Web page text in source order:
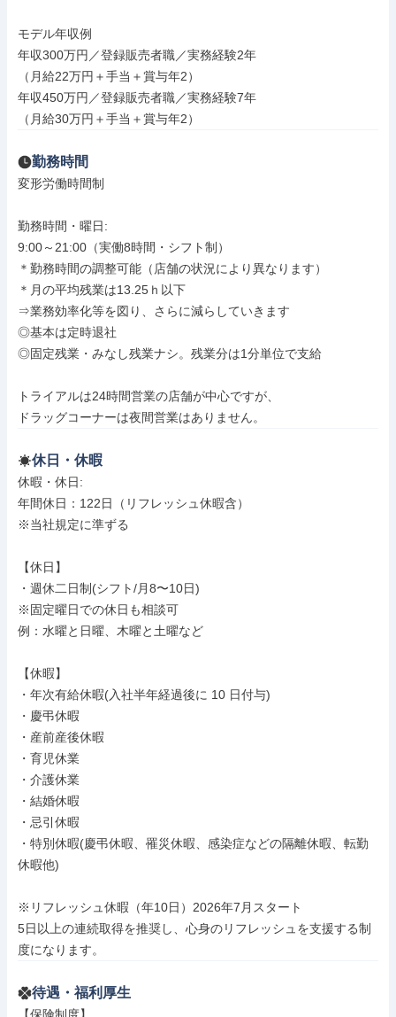
モデル年収例
年収300万円／登録販売者職／実務経験2年
（月給22万円＋手当＋賞与年2）
年収450万円／登録販売者職／実務経験7年
（月給30万円＋手当＋賞与年2）
勤務時間
変形労働時間制
勤務時間・曜日:
9:00～21:00（実働8時間・シフト制）
＊勤務時間の調整可能（店舗の状況により異なります）
＊月の平均残業は13.25ｈ以下
⇒業務効率化等を図り、さらに減らしていきます
◎基本は定時退社
◎固定残業・みなし残業ナシ。残業分は1分単位で支給
トライアルは24時間営業の店舗が中心ですが、
ドラッグコーナーは夜間営業はありません。
休日・休暇
休暇・休日:
年間休日：122日（リフレッシュ休暇含）
※当社規定に準ずる
【休日】
・週休二日制(シフト/月8〜10日)
※固定曜日での休日も相談可
例：水曜と日曜、木曜と土曜など
【休暇】
・年次有給休暇(入社半年経過後に 10 日付与)
・慶弔休暇
・産前産後休暇
・育児休業
・介護休業
・結婚休暇
・忌引休暇
・特別休暇(慶弔休暇、罹災休暇、感染症などの隔離休暇、転勤
休暇他)
※リフレッシュ休暇（年10日）2026年7月スタート
5日以上の連続取得を推奨し、心身のリフレッシュを支援する制
度になります。
待遇・福利厚生